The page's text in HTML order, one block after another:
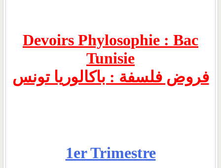
Devoirs Phylosophie : Bac
Tunisie
فروض فلسفة : باكالوريا تونس
1er Trimestre